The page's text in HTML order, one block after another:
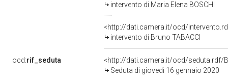
intervento di Maria Elena BOSCHI
<http://dati.camera.it/ocd/
intervento di Bruno TABACCI
ocd:rif_seduta
<http://dati.camera.it/ocd/seduta.rdf/
Seduta di giovedì 16 gennaio 2020